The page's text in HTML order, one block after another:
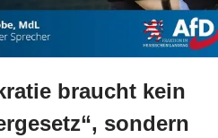
braucht kein
sondern